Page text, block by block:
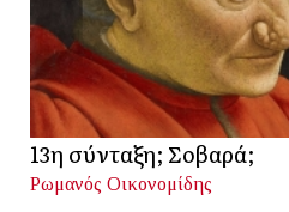
13η σύνταξη; Σοβαρά;
Ρωμανός Οικονομίδης